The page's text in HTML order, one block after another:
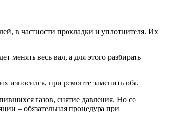
в частности прокладки и уплотнителя. Их
менять весь вал, а для этого разбирать
износился, при ремонте заменить оба.
газов, снятие давления. Но со
– обязательная процедура при